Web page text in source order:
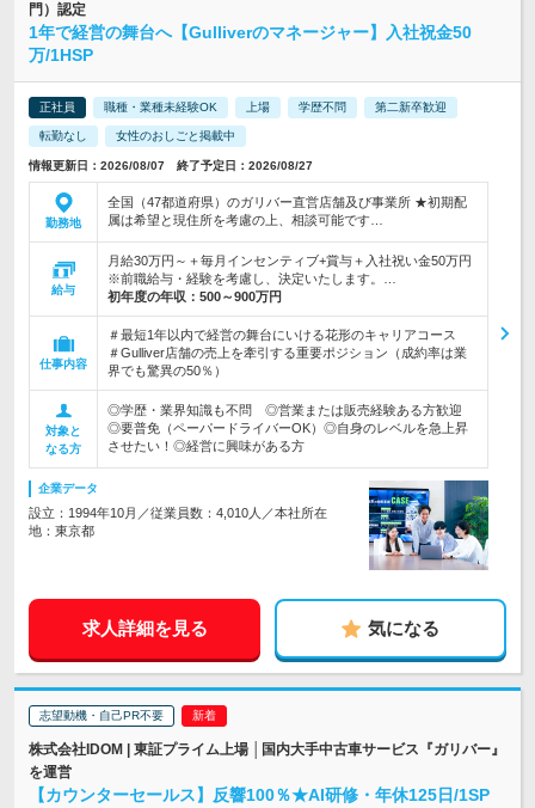
門）認定
1年で経営の舞台へ【Gulliverのマネージャー】入社祝金50
万/1HSP
正社員 職種・業種未経験OK 上場 学歴不問 第二新卒歓迎
転勤なし 女性のおしごと掲載中
情報更新日：2026/08/07 終了予定日：2026/08/27
勤務地
全国（47都道府県）のガリバー直営店舗及び事業所 ★初期配
属は希望と現住所を考慮の上、相談可能です…
給与
月給30万円～＋毎月インセンティブ+賞与＋入社祝い金50万円
※前職給与・経験を考慮し、決定いたします。…
初年度の年収： 500～900万円
仕事内容
＃最短1年以内で経営の舞台にいける花形のキャリアコース
＃Gulliver店舗の売上を牽引する重要ポジション（成約率は業
界でも驚異の50％）
対象と
なる方
◎学歴・業界知識も不問 ◎営業または販売経験ある方歓迎
◎要普免（ペーパードライバーOK）◎自身のレベルを急上昇
させたい！◎経営に興味がある方
企業データ
設立：1994年10月／従業員数：4,010人／本社所在
地：東京都
求人詳細を見る 気になる
志望動機・自己PR不要
株式会社IDOM | 東証プライム上場 │国内大手中古車サービス『ガリバー』
を運営
【カウンターセールス】反響100％★AI研修・年休125日/1SP